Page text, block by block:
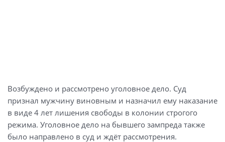
Возбуждено и рассмотрено уголовное дело. Суд
признал мужчину виновным и назначил ему наказание
в виде 4 лет лишения свободы в колонии строгого
режима. Уголовное дело на бывшего зампреда также
было направлено в суд и ждёт рассмотрения.